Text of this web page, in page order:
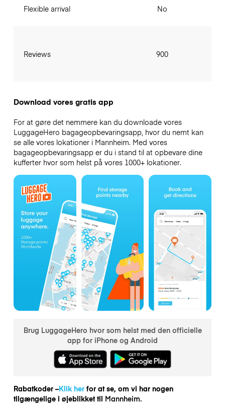
Flexible arrival
Reviews
No
900
Download vores gratis app
For at gøre det nemmere kan du downloade vores
LuggageHero bagageopbevaringsapp, hvor du nemt kan
se alle vores lokationer i Mannheim. Med vores
bagageopbevaringsapp er du i stand til at opbevare dine
kufferter hvor som helst på vores 1000+ lokationer.
Brug LuggageHero hvor som helst med den officielle
app for iPhone og Android
Rabatkoder –Klik herfor at se, om vi har nogen
tilgængelige i øjeblikket til Mannheim.